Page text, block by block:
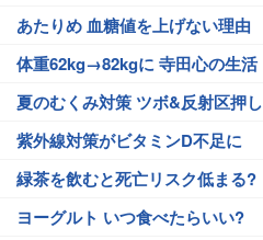
あたりめ 血糖値を上げない理由
体重62kg→82kgに 寺田心の生活
夏のむくみ対策 ツボ&反射区押し
紫外線対策がビタミンD不足に
緑茶を飲むと死亡リスク低まる?
ヨーグルト いつ食べたらいい?